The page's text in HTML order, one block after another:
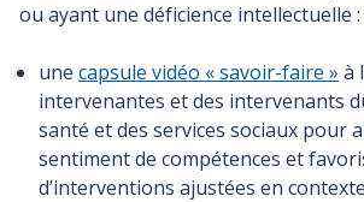
ou ayant une déficience intellectuelle :
une capsule vidéo « savoir-faire » à
intervenantes et des intervenants
santé et des services sociaux pour
sentiment de compétences et
d’interventions ajustées en